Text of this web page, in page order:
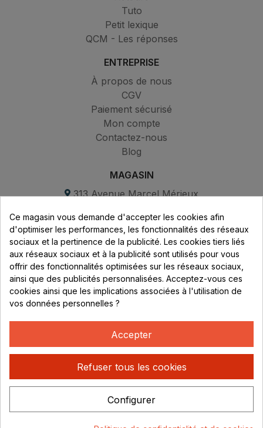
Tuto
Petit lexique
QCM - Les réponses
ENTREPRISE
À propos de nous
CGV
Paiement sécurisé
Mon compte
Contactez-nous
Blog
MAGASIN
313 Avenue Marcel Mérieux
69530 Brignais
Lundi au vendredi :
8h - 16h
uniquement sur Rendez-vous
CONTACT
04 78 37 00 68
contact@rhonephilatelie.fr
Ce magasin vous demande d'accepter les cookies afin
d'optimiser les performances, les fonctionnalités des réseaux
sociaux et la pertinence de la publicité. Les cookies tiers liés
aux réseaux sociaux et à la publicité sont utilisés pour vous
offrir des fonctionnalités optimisées sur les réseaux sociaux,
ainsi que des publicités personnalisées. Acceptez-vous ces
cookies ainsi que les implications associées à l'utilisation de
vos données personnelles ?
Accepter
Refuser tous les cookies
Configurer